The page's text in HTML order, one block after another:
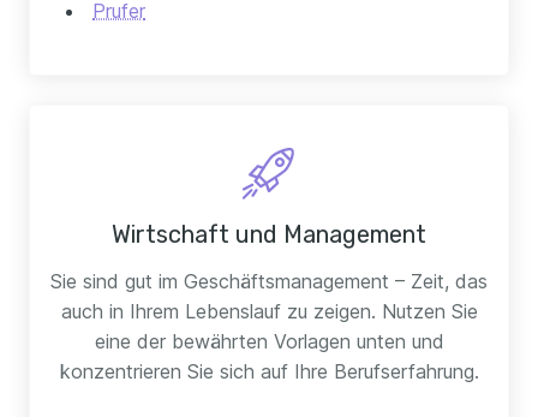
Prufer
Wirtschaft und Management
Sie sind gut im Geschäftsmanagement – Zeit, das
auch in Ihrem Lebenslauf zu zeigen. Nutzen Sie
eine der bewährten Vorlagen unten und
konzentrieren Sie sich auf Ihre Berufserfahrung.